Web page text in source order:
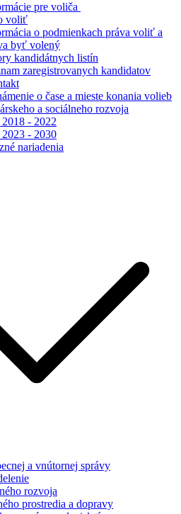
pre voliča
voliť
o podmienkach práva voliť a
byť volený
kandidátnych listín
zaregistrovanych kandidatov
o čase a mieste konania volieb
a sociálneho rozvoja
- 2022
- 2030
nariadenia
a vnútornej správy
rozvoja
prostredia a dopravy